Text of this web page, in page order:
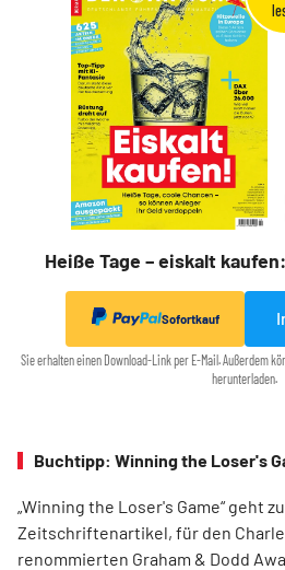
Heiße Tage – eiskalt
Sofortkauf
Sie erhalten einen Download-Link per E-Mail. Außerdem
herunterladen.
Buchtipp: Winning the Loser's
„Winning the Loser's Game“ geht
Zeitschriftenartikel, für den
renommierten Graham & Dodd